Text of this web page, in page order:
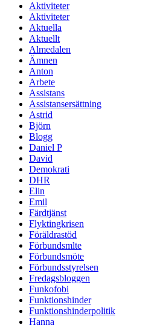
Aktiviteter
Aktiviteter
Aktuella
Aktuellt
Almedalen
Ämnen
Anton
Arbete
Assistans
Assistansersättning
Astrid
Björn
Blogg
Daniel P
David
Demokrati
DHR
Elin
Emil
Färdtjänst
Flyktingkrisen
Föräldrastöd
Förbundsmlte
Förbundsmöte
Förbundsstyrelsen
Fredagsbloggen
Funkofobi
Funktionshinder
Funktionshinderpolitik
Hanna